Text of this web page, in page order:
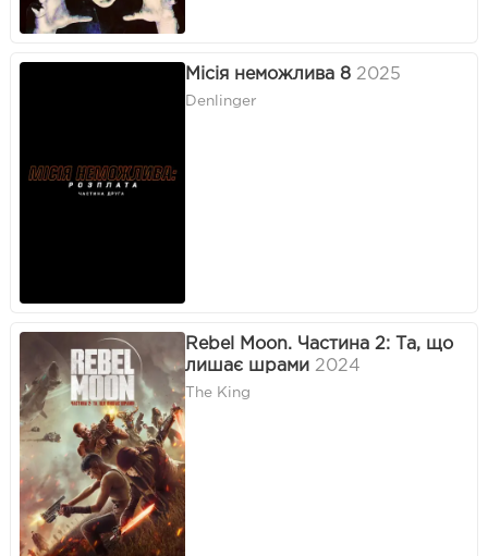
Місія неможлива 8 2025
Denlinger
Rebel Moon. Частина 2: Та, що
лишає шрами 2024
The King